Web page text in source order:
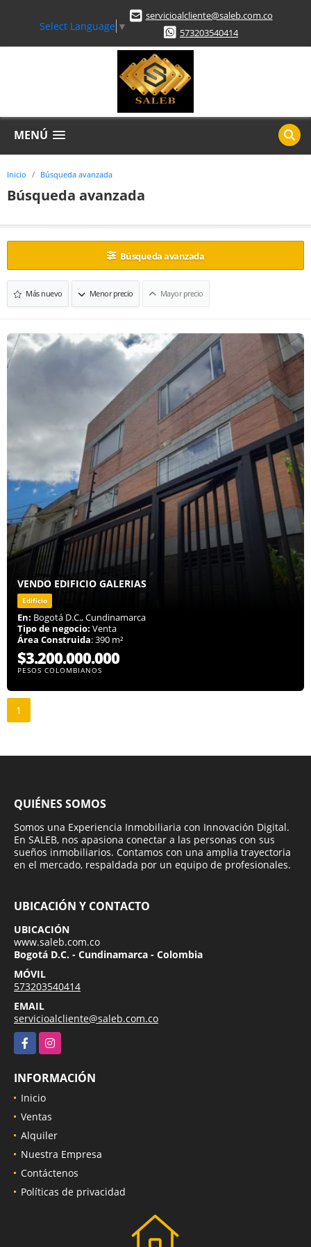
Select Language ▼
servicioalcliente@saleb.com.co
573203540414
MENÚ
Inicio Búsqueda avanzada
Búsqueda avanzada
Búsqueda avanzada
Más nuevo Menor precio Mayor precio
VENDO EDIFICIO GALERIAS
Edificio
En: Bogotá D.C., Cundinamarca
Tipo de negocio: Venta
Área Construida: 390 m²
$3.200.000.000
PESOS COLOMBIANOS
1
QUIÉNES SOMOS
Somos una Experiencia Inmobiliaria con Innovación Digital.
En SALEB, nos apasiona conectar a las personas con sus
sueños inmobiliarios. Contamos con una amplia trayectoria
en el mercado, respaldada por un equipo de profesionales.
UBICACIÓN Y CONTACTO
UBICACIÓN
www.saleb.com.co
Bogotá D.C. - Cundinamarca - Colombia
MÓVIL
573203540414
EMAIL
servicioalcliente@saleb.com.co
FacebookInstagram
INFORMACIÓN
Inicio
Ventas
Alquiler
Nuestra Empresa
Contáctenos
Políticas de privacidad